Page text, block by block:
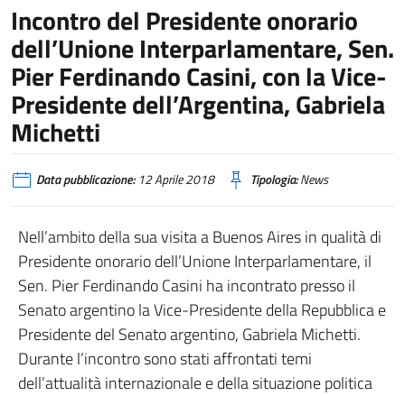
Incontro del Presidente onorario
dell’Unione Interparlamentare, Sen.
Pier Ferdinando Casini, con la Vice-
Presidente dell’Argentina, Gabriela
Michetti
Data pubblicazione:12 Aprile 2018 Tipologia:News
Nell’ambito della sua visita a Buenos Aires in qualità di
Presidente onorario dell’Unione Interparlamentare, il
Sen. Pier Ferdinando Casini ha incontrato presso il
Senato argentino la Vice-Presidente della Repubblica e
Presidente del Senato argentino, Gabriela Michetti.
Durante l’incontro sono stati affrontati temi
dell’attualità internazionale e della situazione politica